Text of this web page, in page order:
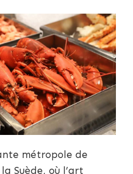
métropole de
Suède, où l’art